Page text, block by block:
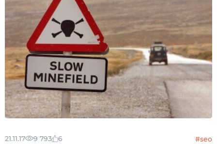
21.11.17 9 793 6 #seo